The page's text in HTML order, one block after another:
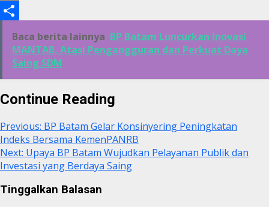
Link
Print
ShareBaca berita lainnya BP Batam Luncurkan Inovasi
MANTAB, Atasi Pengangguran dan Perkuat Daya
Saing SDM
Continue Reading
Previous: BP Batam Gelar Konsinyering Peningkatan
Indeks Bersama KemenPANRB
Next: Upaya BP Batam Wujudkan Pelayanan Publik dan
Investasi yang Berdaya Saing
Tinggalkan Balasan